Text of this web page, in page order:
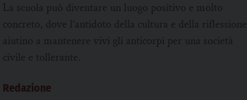
La scuola può diventare un luogo positivo e molto
concreto, dove l’antidoto della cultura e della riflessione
aiutino a mantenere vivi gli anticorpi per una società
civile e tollerante.
Redazione